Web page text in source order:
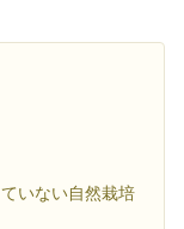
いない自然栽培